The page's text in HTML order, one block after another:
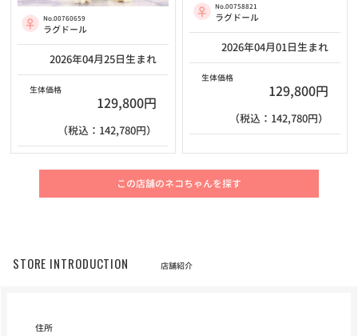
No.00760659
ラグドール
2026年04月25日生まれ
生体価格
129,800円
（税込：142,780円）
No.00758821
ラグドール
2026年04月01日生まれ
生体価格
129,800円
（税込：142,780円）
この店舗のネコちゃんを探す
STORE INTRODUCTION 店舗紹介
住所